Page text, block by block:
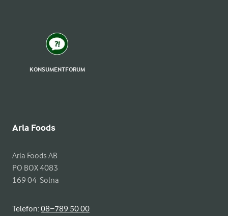
KONSUMENTFORUM
Arla Foods
Arla Foods AB
PO BOX 4083
169 04  Solna
Telefon:08−789 50 00